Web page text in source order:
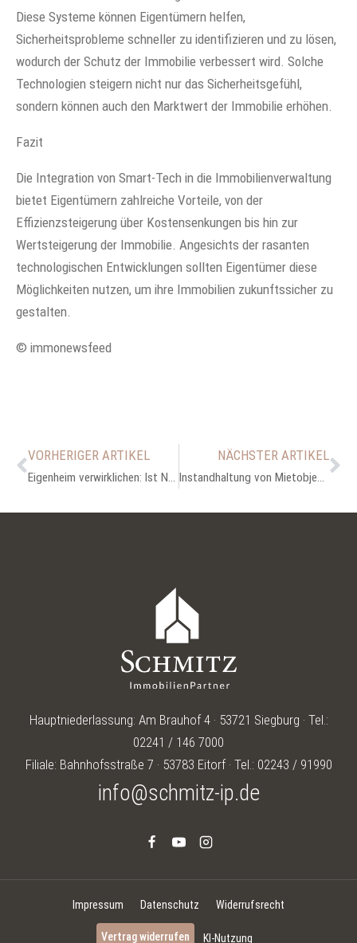
Diese Systeme können Eigentümern helfen,
Sicherheitsprobleme schneller zu identifizieren und zu lösen,
wodurch der Schutz der Immobilie verbessert wird. Solche
Technologien steigern nicht nur das Sicherheitsgefühl,
sondern können auch den Marktwert der Immobilie erhöhen.
Fazit
Die Integration von Smart-Tech in die Immobilienverwaltung
bietet Eigentümern zahlreiche Vorteile, von der
Effizienzsteigerung über Kostensenkungen bis hin zur
Wertsteigerung der Immobilie. Angesichts der rasanten
technologischen Entwicklungen sollten Eigentümer diese
Möglichkeiten nutzen, um ihre Immobilien zukunftssicher zu
gestalten.
© immonewsfeed
VORHERIGER ARTIKEL
Eigenheim verwirklichen: Ist Neubau oder Hauskauf der bessere Weg?
NÄCHSTER ARTIKEL
Instandhaltung von Mietobjekten: Mehrwert durch regelmäßige Wartung
Hauptniederlassung: Am Brauhof 4 · 53721 Siegburg · Tel.:
02241 / 146 7000
Filiale: Bahnhofsstraße 7 · 53783 Eitorf · Tel.: 02243 / 91990
info@schmitz-ip.de
Impressum Datenschutz Widerrufsrecht
Vertrag widerrufen KI-Nutzung